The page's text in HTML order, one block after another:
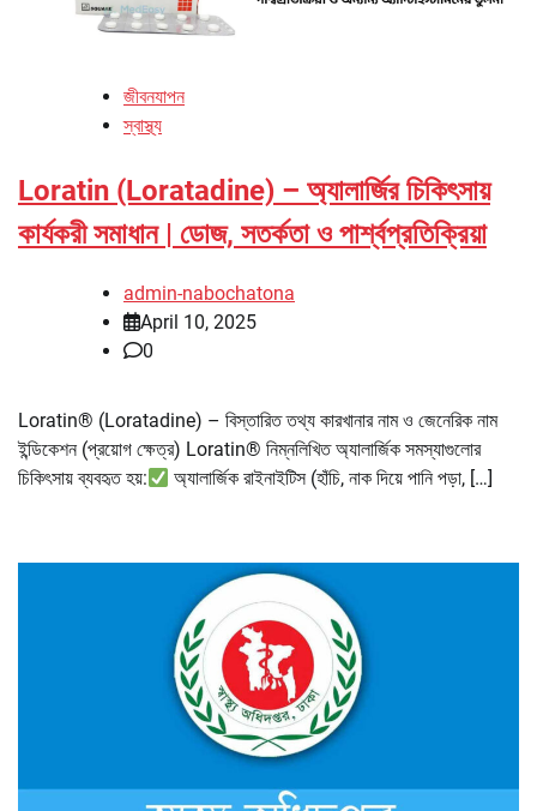
জীবনযাপন
স্বাস্থ্য
Loratin (Loratadine) – অ্যালার্জির চিকিৎসায়
কার্যকরী সমাধান | ডোজ, সতর্কতা ও পার্শ্বপ্রতিক্রিয়া
admin-nabochatona
April 10, 2025
0
Loratin® (Loratadine) – বিস্তারিত তথ্য কারখানার নাম ও জেনেরিক নাম
ইন্ডিকেশন (প্রয়োগ ক্ষেত্র) Loratin® নিম্নলিখিত অ্যালার্জিক সমস্যাগুলোর
চিকিৎসায় ব্যবহৃত হয়:
অ্যালার্জিক রাইনাইটিস (হাঁচি, নাক দিয়ে পানি পড়া, […]